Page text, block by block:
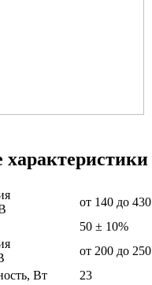
характеристики
от 140 до 430
50 ± 10%
от 200 до 250
Вт
23